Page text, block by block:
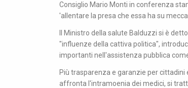
Consiglio Mario Monti in conferenza
'allentare la presa che essa ha su
Il Ministro della salute Balduzzi si è
"influenze della cattiva politica",
importanti nell'assistenza pubblica
Più trasparenza e garanzie per cittadini
affronta l'intramoenia dei medici, si